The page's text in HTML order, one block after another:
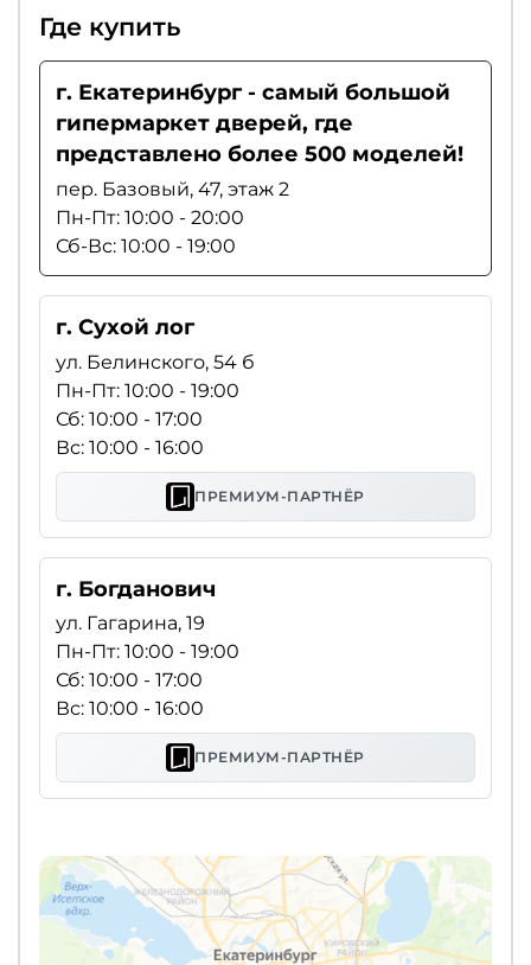
Где купить
г. Екатеринбург - самый большой
гипермаркет дверей, где
представлено более 500 моделей!
пер. Базовый, 47, этаж 2
Пн-Пт: 10:00 - 20:00
Сб-Вс: 10:00 - 19:00
г. Сухой лог
ул. Белинского, 54 б
Пн-Пт: 10:00 - 19:00
Сб: 10:00 - 17:00
Вс: 10:00 - 16:00
ПРЕМИУМ-ПАРТНЁР
г. Богданович
ул. Гагарина, 19
Пн-Пт: 10:00 - 19:00
Сб: 10:00 - 17:00
Вс: 10:00 - 16:00
ПРЕМИУМ-ПАРТНЁР